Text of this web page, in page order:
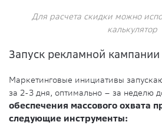
Для расчета скидки можно
калькулятор
Запуск рекламной кампании
Маркетинговые инициативы
за 2-3 дня, оптимально – за неделю
обеспечения массового охвата
следующие инструменты: